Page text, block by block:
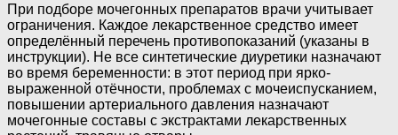
При подборе мочегонных препаратов врачи учитывает
ограничения. Каждое лекарственное средство имеет
определённый перечень противопоказаний (указаны в
инструкции). Не все синтетические диуретики назначают
во время беременности: в этот период при ярко-
выраженной отёчности, проблемах с мочеиспусканием,
повышении артериального давления назначают
мочегонные составы с экстрактами лекарственных